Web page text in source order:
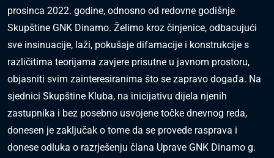
prosinca 2022. godine, odnosno od redovne godišnje
Skupštine GNK Dinamo. Želimo kroz činjenice, odbacujući
sve insinuacije, laži, pokušaje difamacije i konstrukcije s
različitima teorijama zavjere prisutne u javnom prostoru,
objasniti svim zainteresiranima što se zapravo događa. Na
sjednici Skupštine Kluba, na inicijativu dijela njenih
zastupnika i bez posebno usvojene točke dnevnog reda,
donesen je zaključak o tome da se provede rasprava i
donese odluka o razrješenju člana Uprave GNK Dinamo g.